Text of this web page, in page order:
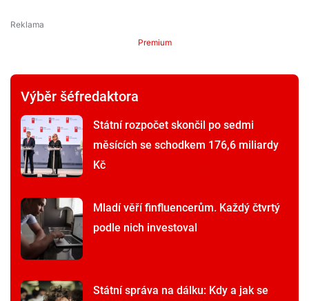
Premium
Výběr šéfredaktora
Státní rozpočet skončil po sedmi
měsících se schodkem 176,6 miliardy
Kč
Mladí věří finfluencerům. Každý čtvrtý
podle nich investoval
Státní správa na dálku: Kdy a jak se